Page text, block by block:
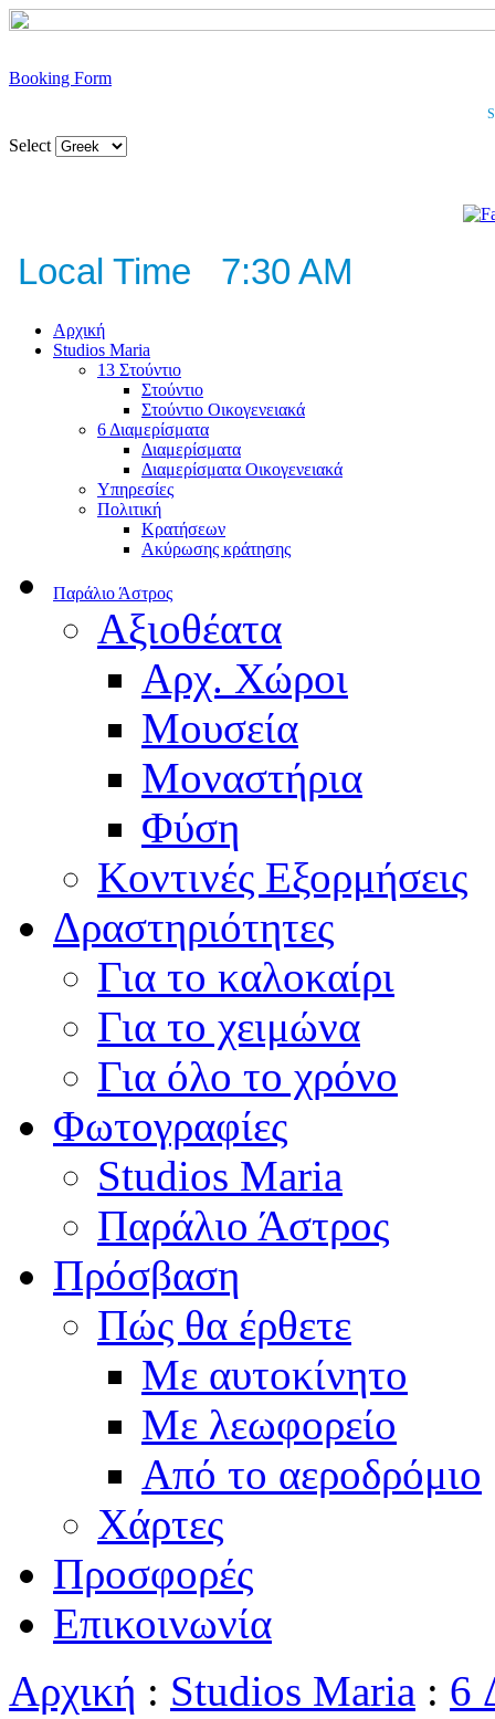
Booking Form
Select
Local Time 7:30 AM
Αρχική
Studios Maria
13 Στούντιο
Στούντιο
Στούντιο Οικογενειακά
6 Διαμερίσματα
Διαμερίσματα
Διαμερίσματα Οικογενειακά
Υπηρεσίες
Πολιτική
Κρατήσεων
Ακύρωσης κράτησης
Παράλιο Άστρος
Αξιοθέατα
Αρχ. Χώροι
Μουσεία
Μοναστήρια
Φύση
Κοντινές Εξορμήσεις
Δραστηριότητες
Για το καλοκαίρι
Για το χειμώνα
Για όλο το χρόνο
Φωτογραφίες
Studios Maria
Παράλιο Άστρος
Πρόσβαση
Πώς θα έρθετε
Με αυτοκίνητο
Με λεωφορείο
Από το αεροδρόμιο
Χάρτες
Προσφορές
Επικοινωνία
Αρχική : Studios Maria : 6